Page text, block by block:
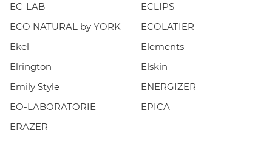
EC-LAB
ECLIPS
ECO NATURAL by YORK
ECOLATIER
Ekel
Elements
Elrington
Elskin
Emily Style
ENERGIZER
EO-LABORATORIE
EPICA
ERAZER